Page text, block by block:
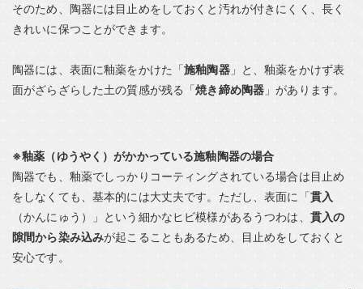
そのため、陶器には目止めをしておくと汚れが付きにくく、長く
きれいに保つことができます。
陶器には、表面に釉薬をかけた「施釉陶器」と、釉薬をかけず表
面がざらざらした土の質感が残る「焼き締め陶器 」があります。
※釉薬（ゆうやく）がかかっている施釉陶器の場合
陶器でも、釉薬でしっかりコーティングされている場合は目止め
をしなくても、基本的には大丈夫です。ただし、表面に「貫入
（かんにゅう）」という細かなヒビ模様があるうつわは、 貫入の
隙間から染み込みが起こることもあるため、目止めをしておくと
安心です。